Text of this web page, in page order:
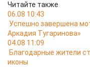
Читайте также
06.08 10:43
Успешно завершена
Аркадия Тугаринова»
04.08 11:09
Благодарные жители
иконы